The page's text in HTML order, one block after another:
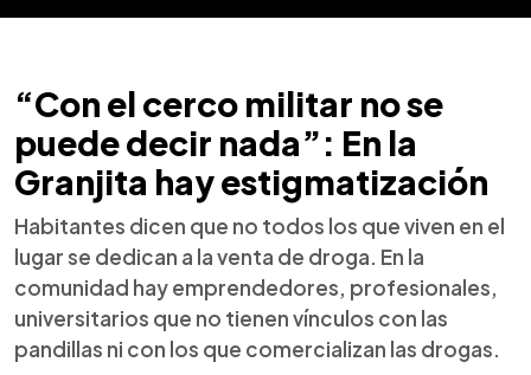
“Con el cerco militar no se
puede decir nada”: En la
Granjita hay estigmatización
Habitantes dicen que no todos los que viven en el
lugar se dedican a la venta de droga. En la
comunidad hay emprendedores, profesionales,
universitarios que no tienen vínculos con las
pandillas ni con los que comercializan las drogas.